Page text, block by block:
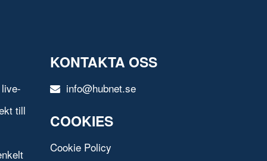
till
KONTAKTA OSS
info@hubnet.se
COOKIES
Cookie Policy